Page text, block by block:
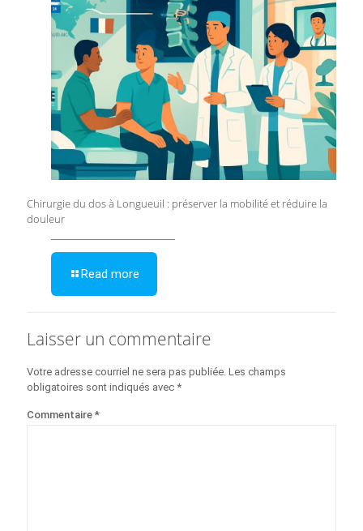
Chirurgie du dos à Longueuil : préserver la mobilité et réduire la
douleur
Read more
Laisser un commentaire
Votre adresse courriel ne sera pas publiée. Les champs
obligatoires sont indiqués avec *
Commentaire *